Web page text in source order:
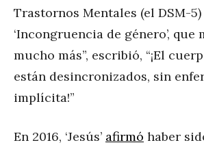
Trastornos Mentales (el DSM-
‘Incongruencia de género’, que
mucho más”, escribió, “¡El
están desincronizados, sin
implícita!”
En 2016, ‘Jesús’ afirmó haber